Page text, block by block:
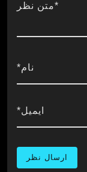
*متن نظر
نام*
ایمیل*